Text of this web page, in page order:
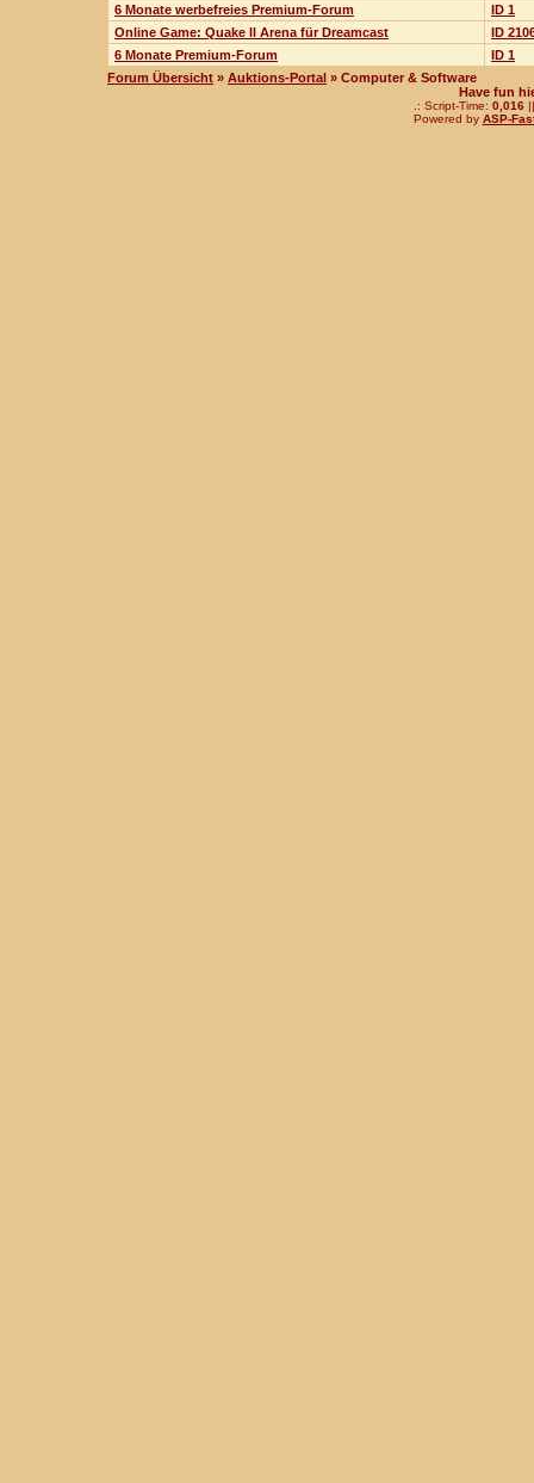
6 Monate werbefreies Premium-Forum
ID 1
Online Game: Quake ll Arena für Dreamcast
ID
6 Monate Premium-Forum
ID 1
Forum Übersicht » Auktions-Portal » Computer & Software
Have fun
.: Script-Time: 0,016||
Powered by ASP-